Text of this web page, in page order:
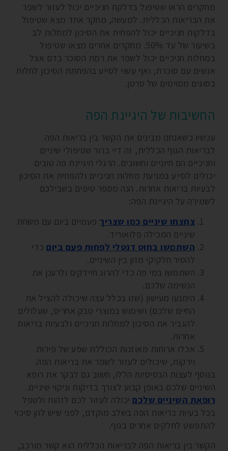
מחקרים הראו שטיפול בדלקת חניכיים יכול לעזור לשפר
את הבריאות הכללית. למעשה, מחקר אחד מצא שטיפול
בדלקות חניכיים יכול להפחית את הסיכון למחלות לב
בשיעור של עד 50%. מחקרים אחרים מצאו שטיפול
במחלות חניכיים יכול לשפר את רמת הסוכר בדם אצל
אנשים עם סוכרת, ואף עשוי לסייע בהפחתת הסיכון לחלות
בסוגים מסוימים של סרטן.
החשיבות של היגיינת הפה
עכשיו כשאנחנו מבינים את הקשר בין בריאות הפה
לבריאות הגוף הכללית, זה דיי ברור שטיפולי שיניים
וחניכיים הם חיוניים וחשובים. הרגלי היגיינת פה טובים
יכולים לסייע במניעת מחלות חניכיים ולהפחית את הסיכון
לבעיות בריאות אחרות. הנה מספר טיפים בשבילכם
לשמירה על היגיינת הפה:
צחצחו שיניים כמו שצריך פעמיים ביום עם משחת
שיניים המכילה פלואוריד.
השתמשו בחוט דנטלי לפחות פעם ביום כדי
להסיר חלקיקי מזון בין השיניים.
השתמשו במי פה כדי להרוג חיידקים ולרענן את
הנשימה שלכם.
הימנעו מעישון (שזו בכלל עצה שיכולה להציל את
החיים שלכם) ושימוש במוצרי טבק אחרים, שעלולים
להגביר את הסיכון למחלות חניכיים ולבעיות בריאות
אחרות.
אכלו ארוחות מאוזנות הכוללת שפע של פירות
וירקות, שיכולים לעזור לשפר את בריאות הפה.
בנוסף לעצות הבסיסיות הללו, חשוב גם לבקר את רופא
השיניים שלכם באופן קבוע לצורך בדיקות וניקוי שיניים.
רופאת השיניים שלכם יכולה לעזור לכם לזהות ולטפל
בכל בעיות בריאות הפה בשלב מוקדם, לפני שיש להן סיכוי
להתפשט לחלקים אחרים בגוף.
הקשר בין בריאות הפה לבריאות הכללית הוא קשר מורכב,